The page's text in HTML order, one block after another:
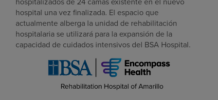
hospital una vez finalizada. El espacio que
actualmente alberga la unidad de rehabilitación
hospitalaria se utilizará para la expansión de la
capacidad de cuidados intensivos del BSA Hospital.